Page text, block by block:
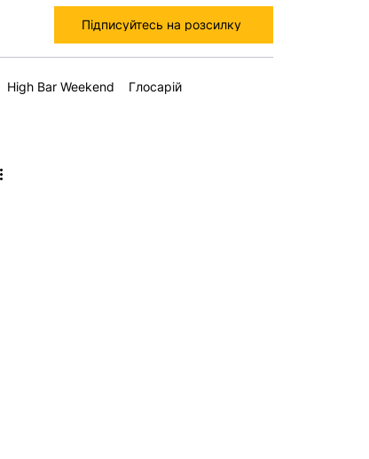
Підписуйтесь на розсилку
High Bar Weekend Глосарій